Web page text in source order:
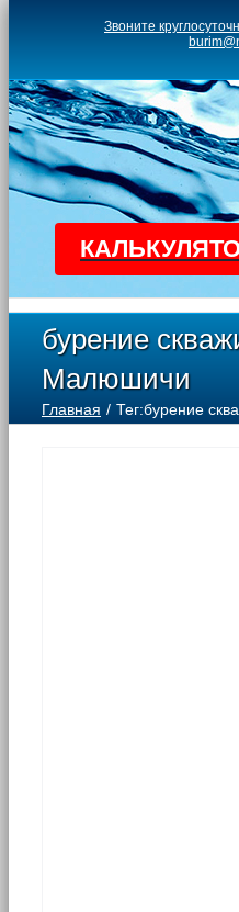
content
Звоните
бурение
Малюшичи
Главная Тег:бурение